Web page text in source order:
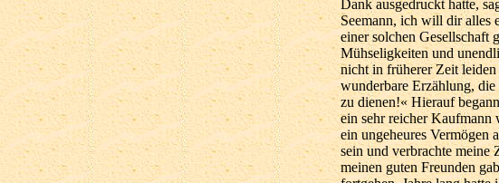
Dank ausgedruckt hatte,
Seemann, ich will dir alles
einer solchen Gesellschaft
Mühseligkeiten und
nicht in früherer Zeit leiden
wunderbare Erzählung,
zu dienen!« Hierauf
ein sehr reicher Kaufmann
ein ungeheures Vermögen
sein und verbrachte meine
meinen guten Freunden